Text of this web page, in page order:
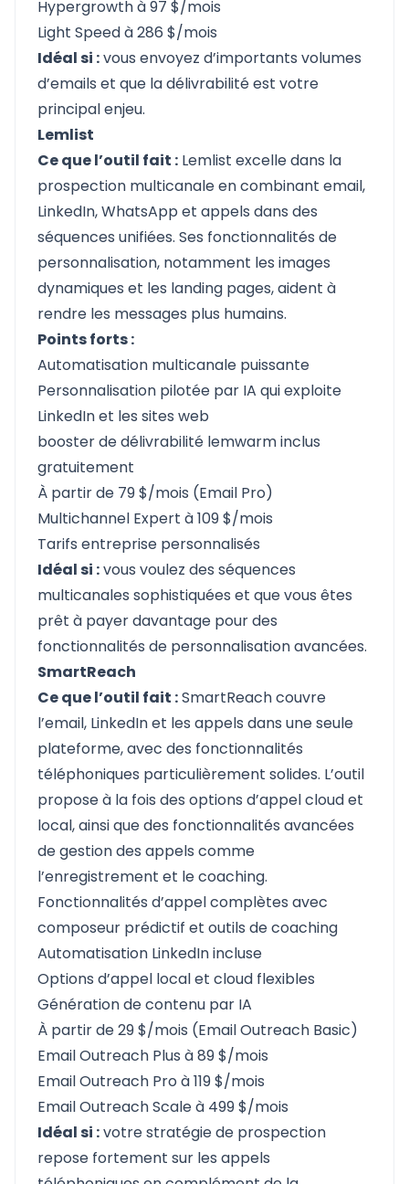
Hypergrowth à 97 $/mois
Light Speed à 286 $/mois
Idéal si :vous envoyez d’importants volumes
d’emails et que la délivrabilité est votre
principal enjeu.
Lemlist
Ce que l’outil fait : Lemlist excelle dans la
prospection multicanale en combinant email,
LinkedIn, WhatsApp et appels dans des
séquences unifiées. Ses fonctionnalités de
personnalisation, notamment les images
dynamiques et les landing pages, aident à
rendre les messages plus humains.
Points forts :
Automatisation multicanale puissante
Personnalisation pilotée par IA qui exploite
LinkedIn et les sites web
booster de délivrabilité lemwarm inclus
gratuitement
À partir de 79 $/mois (Email Pro)
Multichannel Expert à 109 $/mois
Tarifs entreprise personnalisés
Idéal si :vous voulez des séquences
multicanales sophistiquées et que vous êtes
prêt à payer davantage pour des
fonctionnalités de personnalisation avancées.
SmartReach
Ce que l’outil fait :SmartReachcouvre
l’email, LinkedIn et les appels dans une seule
plateforme, avec des fonctionnalités
téléphoniques particulièrement solides. L’outil
propose à la fois des options d’appel cloud et
local, ainsi que des fonctionnalités avancées
de gestion des appels comme
l’enregistrement et le coaching.
Fonctionnalités d’appel complètes avec
composeur prédictif et outils de coaching
Automatisation LinkedIn incluse
Options d’appel local et cloud flexibles
Génération de contenu par IA
À partir de 29 $/mois (Email Outreach Basic)
Email Outreach Plus à 89 $/mois
Email Outreach Pro à 119 $/mois
Email Outreach Scale à 499 $/mois
Idéal si :votre stratégie de prospection
repose fortement sur les appels